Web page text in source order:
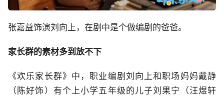
张嘉益饰演刘向上，在剧中是个做编剧的爸爸。
家长群的素材多到放不下
《欢乐家长群》中，职业编剧刘向上和职场妈妈戴静
（陈好饰）有个上小学五年级的儿子刘果宁（汪煜轩